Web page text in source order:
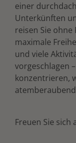
einer
Unterkünften
reisen Sie
maximale
und viele
vorgeschlagen
konzentrieren,
Freuen Sie sich